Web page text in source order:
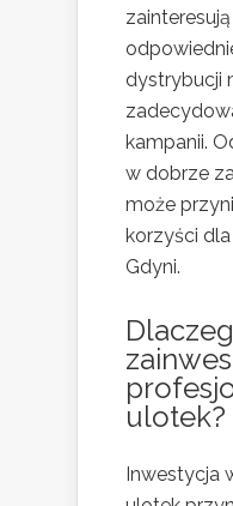
dystrybucji
kampanii.
w dobrze
może
korzyści
Gdyni.
ulotek?
Inwestycja